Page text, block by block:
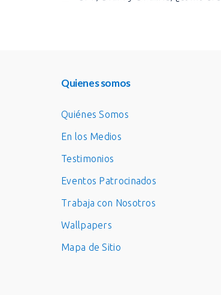
Quienes somos
Quiénes Somos
En los Medios
Testimonios
Eventos Patrocinados
Trabaja con Nosotros
Wallpapers
Mapa de Sitio